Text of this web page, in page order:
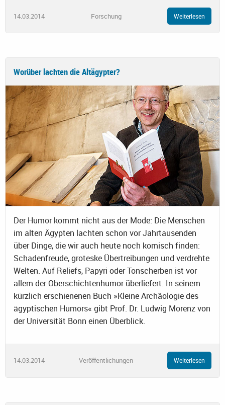
14.03.2014 Forschung Weiterlesen
Worüber lachten die Altägypter?
Der Humor kommt nicht aus der Mode: Die Menschen
im alten Ägypten lachten schon vor Jahrtausenden
über Dinge, die wir auch heute noch komisch finden:
Schadenfreude, groteske Übertreibungen und verdrehte
Welten. Auf Reliefs, Papyri oder Tonscherben ist vor
allem der Oberschichtenhumor überliefert. In seinem
kürzlich erschienenen Buch »Kleine Archäologie des
ägyptischen Humors« gibt Prof. Dr. Ludwig Morenz von
der Universität Bonn einen Überblick.
14.03.2014 Veröffentlichungen Weiterlesen